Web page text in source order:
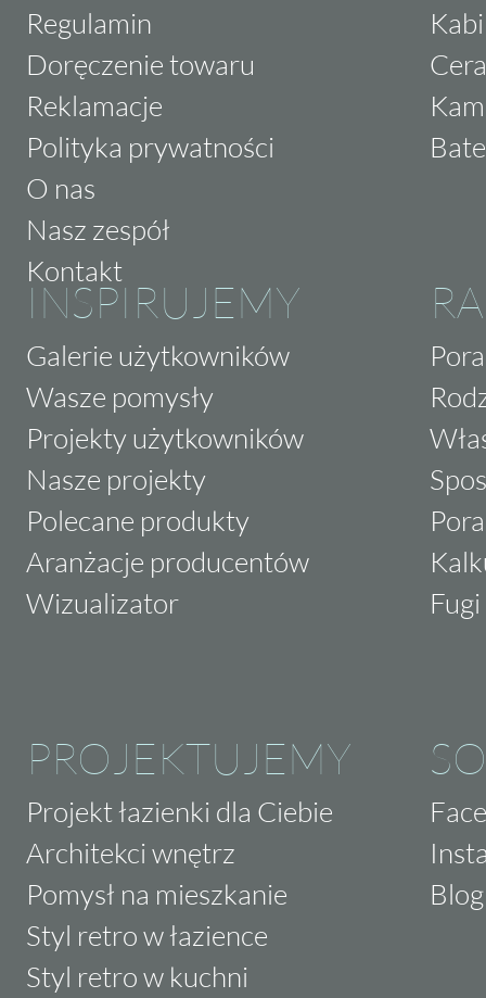
Regulamin
Doręczenie towaru
Reklamacje
Polityka prywatności
O nas
Nasz zespół
Kontakt
INSPIRUJEMY
Galerie użytkowników
Wasze pomysły
Projekty użytkowników
Nasze projekty
Polecane produkty
Aranżacje producentów
Wizualizator
PROJEKTUJEMY
Projekt łazienki dla Ciebie
Architekci wnętrz
Pomysł na mieszkanie
Styl retro w łazience
Styl retro w kuchni
Blog